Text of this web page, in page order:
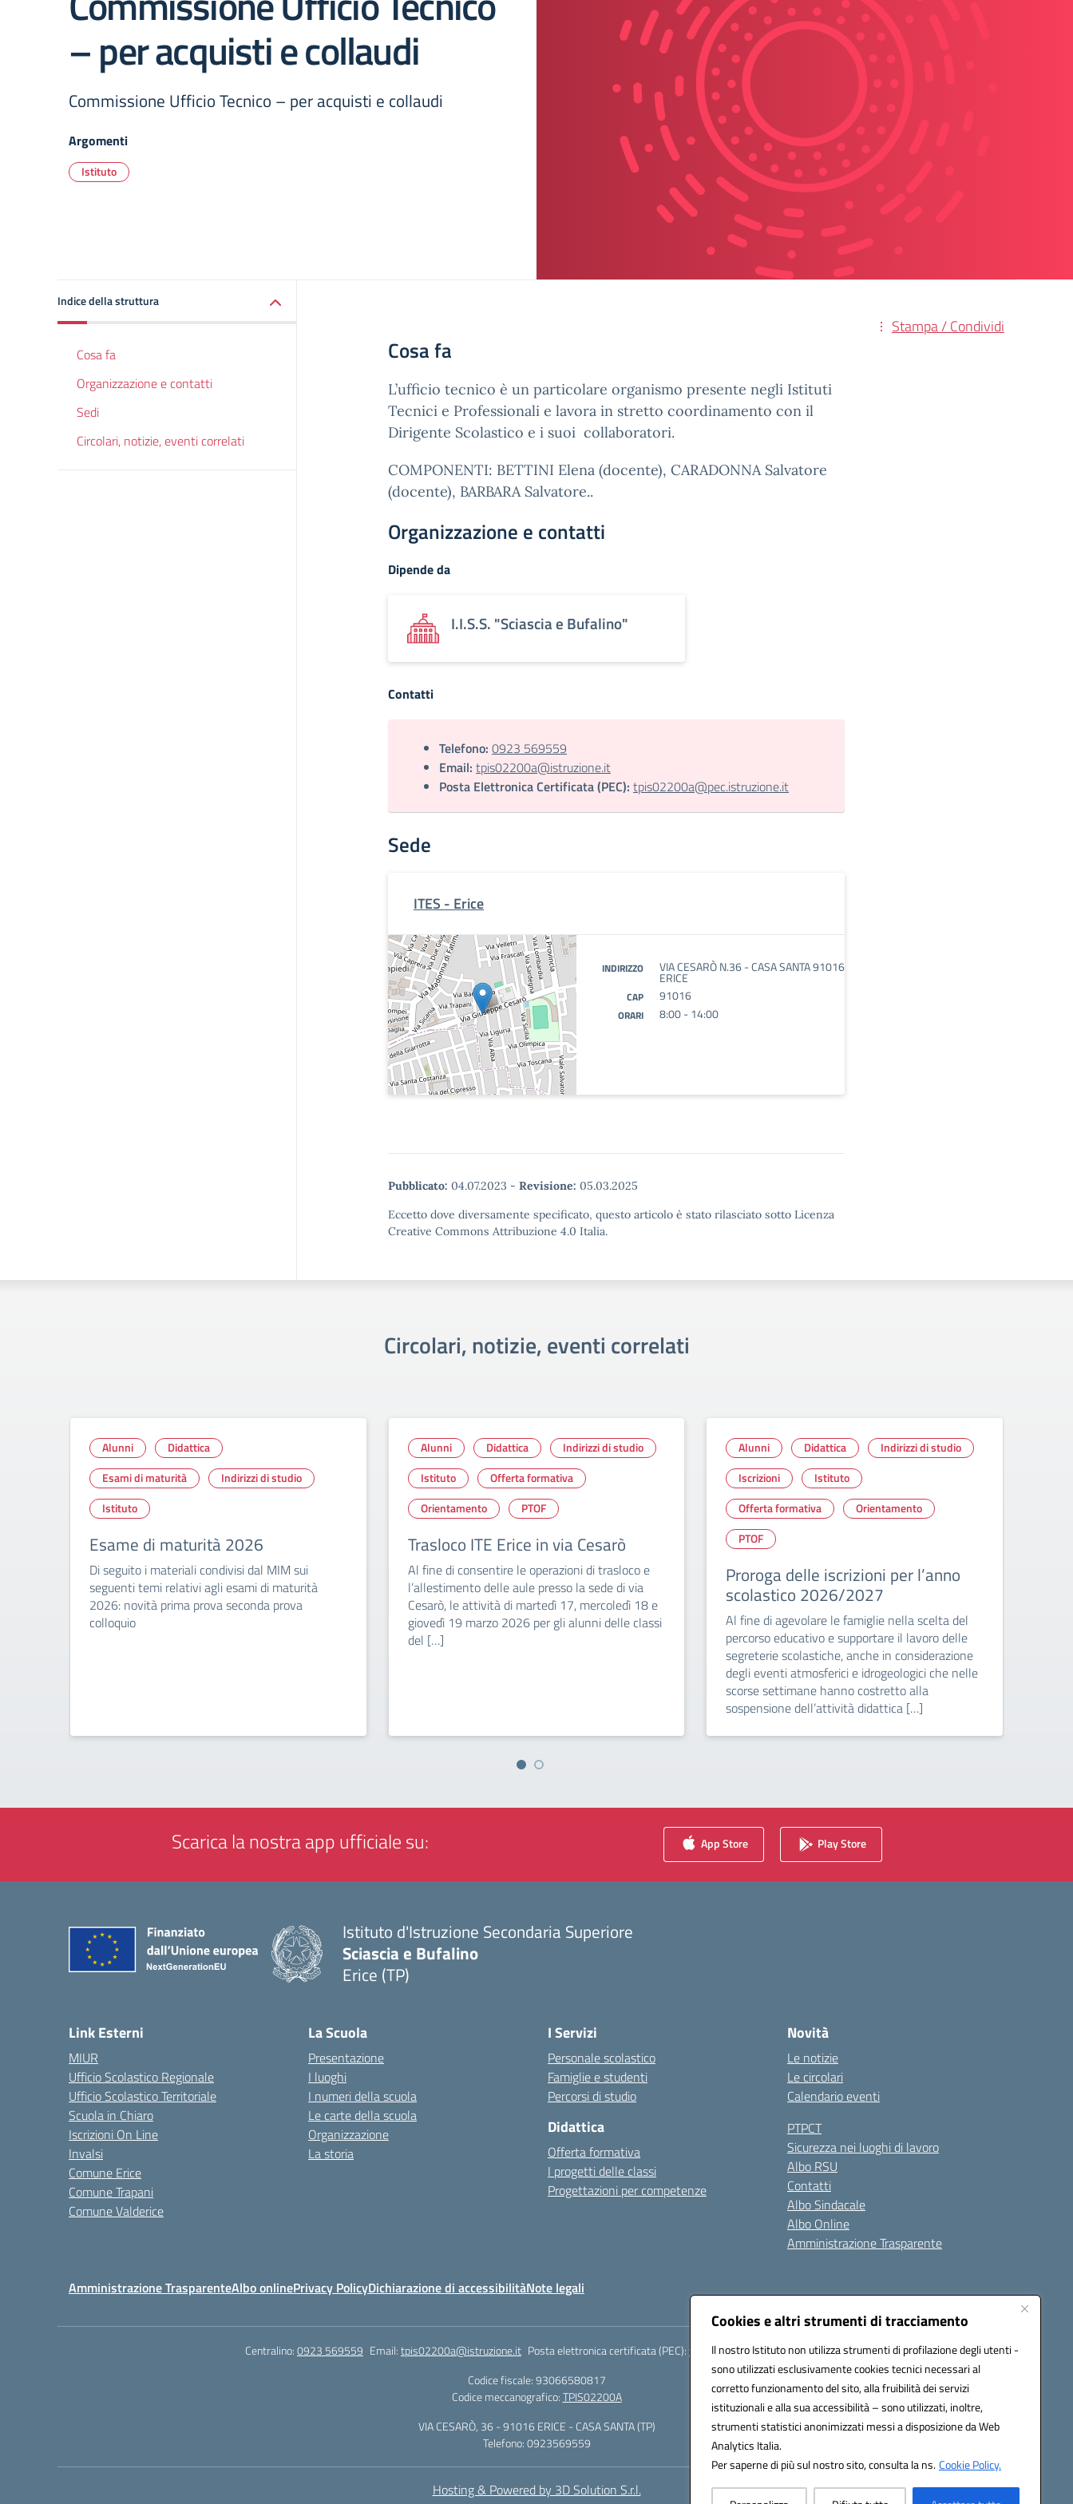
Cookies e altri strumenti di tracciamento
Il nostro Istituto non utilizza strumenti di profilazione degli utenti -
sono utilizzati esclusivamente cookies tecnici necessari al
corretto funzionamento del sito, alla fruibilità dei servizi
istituzionali e alla sua accessibilità – sono utilizzati, inoltre,
strumenti statistici anonimizzati messi a disposizione da Web
Analytics Italia.
Per saperne di più sul nostro sito, consulta la ns.Cookie Policy.
– per acquisti e collaudi
Commissione Ufficio Tecnico – per acquisti e collaudi
Argomenti
Istituto
Indice della struttura
Cosa fa
Organizzazione e contatti
Sedi
Circolari, notizie, eventi correlati
Stampa / Condividi
Cosa fa
L’ufficio tecnico è un particolare organismo presente negli Istituti
Tecnici e Professionali e lavora in stretto coordinamento con il
Dirigente Scolastico e i suoi collaboratori.
COMPONENTI: BETTINI Elena (docente), CARADONNA Salvatore
(docente), BARBARA Salvatore..
Organizzazione e contatti
Dipende da
I.I.S.S. "Sciascia e Bufalino"
Contatti
Telefono: 0923 569559
Email: tpis02200a@istruzione.it
Posta Elettronica Certificata (PEC): tpis02200a@pec.istruzione.it
Sede
ITES - Erice
INDIRIZZO VIA CESARÒ N.36 - CASA SANTA 91016
ERICE
CAP 91016
ORARI 8:00 - 14:00
Pubblicato: 04.07.2023 - Revisione: 05.03.2025
Eccetto dove diversamente specificato, questo articolo è stato rilasciato sotto Licenza
Creative Commons Attribuzione 4.0 Italia.
Circolari, notizie, eventi correlati
Alunni
Didattica
Esami di maturità
Indirizzi di studio
Istituto
Esame di maturità 2026
Di seguito i materiali condivisi dal MIM sui
seguenti temi relativi agli esami di maturità
2026: novità prima prova seconda prova
colloquio
Alunni Didattica
Indirizzi di studio
Istituto
Offerta formativa
Orientamento
PTOF
Trasloco ITE Erice in via Cesarò
Al fine di consentire le operazioni di trasloco e
l’allestimento delle aule presso la sede di via
Cesarò, le attività di martedì 17, mercoledì 18 e
giovedì 19 marzo 2026 per gli alunni delle classi
del […]
Alunni Didattica
Indirizzi di studio
Iscrizioni
Istituto
Offerta formativa
Orientamento
PTOF
Proroga delle iscrizioni per l’anno
scolastico 2026/2027
Al fine di agevolare le famiglie nella scelta del
percorso educativo e supportare il lavoro delle
segreterie scolastiche, anche in considerazione
degli eventi atmosferici e idrogeologici che nelle
scorse settimane hanno costretto alla
sospensione dell’attività didattica […]
Scarica la nostra app ufficiale su: App Store Play Store
Istituto d'Istruzione Secondaria Superiore
Sciascia e Bufalino
Erice (TP)
Link Esterni
MIUR
Ufficio Scolastico Regionale
Ufficio Scolastico Territoriale
Scuola in Chiaro
Iscrizioni On Line
Invalsi
Comune Erice
Comune Trapani
Comune Valderice
La Scuola
Presentazione
I luoghi
I numeri della scuola
Le carte della scuola
Organizzazione
La storia
I Servizi
Personale scolastico
Famiglie e studenti
Percorsi di studio
Didattica
Offerta formativa
I progetti delle classi
Progettazioni per competenze
Novità
Le notizie
Le circolari
Calendario eventi
PTPCT
Sicurezza nei luoghi di lavoro
Albo RSU
Contatti
Albo Sindacale
Albo Online
Amministrazione Trasparente
Amministrazione TrasparenteAlbo onlinePrivacy PolicyDichiarazione di accessibilitàNote legali
Centralino:0923 569559 Email:tpis02200a@istruzione.it Posta elettronica certificata (PEC):tpis02200a@pec.istruzione.it
Codice fiscale: 93066580817
Codice meccanografico:TPIS02200A
VIA CESARÒ, 36 - 91016 ERICE - CASA SANTA (TP)
Telefono: 0923569559
Hosting & Powered by 3D Solution S.r.l.